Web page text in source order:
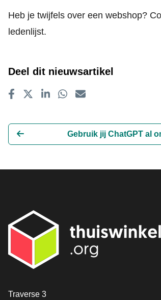
Heb je twijfels over een webshop?
ledenlijst.
Deel dit nieuwsartikel
Gebruik jij ChatGPT al
Contact
Traverse 3